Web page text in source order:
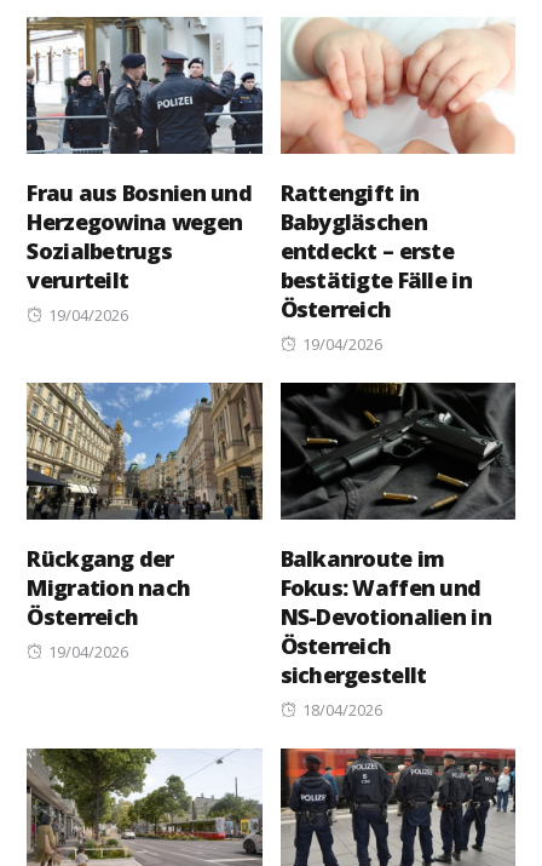
Frau aus Bosnien und
Herzegowina wegen
Sozialbetrugs
verurteilt
Posted
19/04/2026
Rattengift in
Babygläschen
entdeckt – erste
bestätigte Fälle in
Österreich
Posted
19/04/2026
Rückgang der
Migration nach
Österreich
Posted
19/04/2026
Balkanroute im
Fokus: Waffen und
NS-Devotionalien in
Österreich
sichergestellt
Posted
18/04/2026